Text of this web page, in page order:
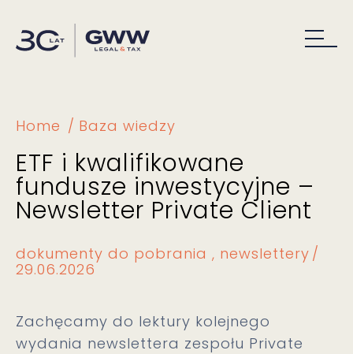
Home Baza wiedzy
ETF i kwalifikowane
fundusze inwestycyjne –
Newsletter Private Client
dokumenty do pobrania
newslettery
29.06.2026
Zachęcamy do lektury kolejnego
wydania newslettera zespołu Private